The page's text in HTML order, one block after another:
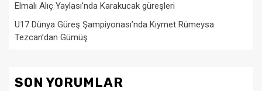
Elmalı Alıç Yaylası’nda Karakucak güreşleri
U17 Dünya Güreş Şampiyonası’nda Kıymet Rümeysa
Tezcan’dan Gümüş
SON YORUMLAR